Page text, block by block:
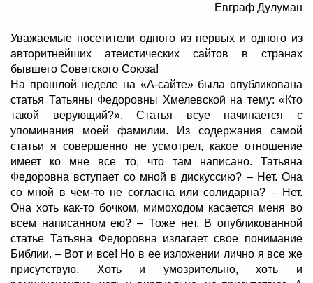
Евграф Дулуман
Уважаемые посетители одного из первых и одного из
авторитнейших атеистических сайтов в странах
бывшего Советского Союза!
На прошлой неделе на «А-сайте» была опубликована
статья Татьяны Федоровны Хмелевской на тему: «Кто
такой верующий?». Статья всуе начинается с
упоминания моей фамилии. Из содержания самой
статьи я совершенно не усмотрел, какое отношение
имеет ко мне все то, что там написано. Татьяна
Федоровна вступает со мной в дискуссию? – Нет. Она
со мной в чем-то не согласна или солидарна? – Нет.
Она хоть как-то бочком, мимоходом касается меня во
всем написанном ею? – Тоже нет. В опубликованной
статье Татьяна Федоровна излагает свое понимание
Библии. – Вот и все! Но в ее изложении лично я все же
присутствую. Хоть и умозрительно, хоть и